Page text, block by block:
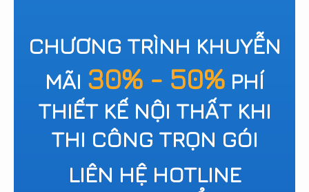
CHƯƠNG TRÌNH KHUYỄN
MÃI 30% - 50% PHÍ
THIẾT KẾ NỘI THẤT KHI
THI CÔNG TRỌN GÓI
LIÊN HỆ HOTLINE